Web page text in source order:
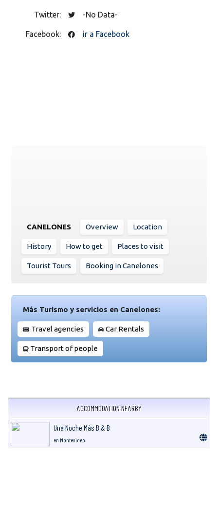
Twitter: -No Data-
Facebook: ir a Facebook
CANELONES Overview Location
History How to get Places to visit
Tourist Tours Booking in Canelones
Más Turismo y servicios en Canelones:
Travel agencies Car Rentals
Transport of people
ACCOMMODATION NEARBY
Una Noche Más B & B
en Montevideo